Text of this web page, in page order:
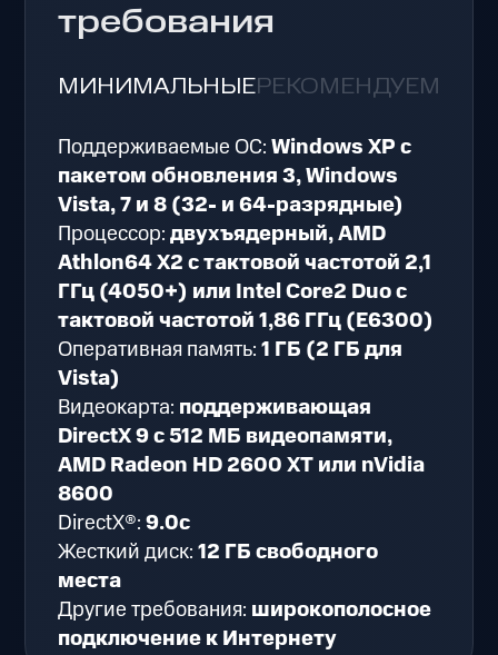
требования
МИНИМАЛЬНЫЕРЕКОМЕНДУЕМЫЕ
Поддерживаемые ОС:Windows XP с
пакетом обновления 3, Windows
Vista, 7 и 8 (32- и 64-разрядные)
Процессор:двухъядерный, AMD
Athlon64 X2 с тактовой частотой 2,1
ГГц (4050+) или Intel Core2 Duo с
тактовой частотой 1,86 ГГц (E6300)
Оперативная память:1 ГБ (2 ГБ для
Vista)
Видеокарта: поддерживающая
DirectX 9 с 512 МБ видеопамяти,
AMD Radeon HD 2600 XT или nVidia
8600
DirectX®:9.0c
Жесткий диск:12 ГБ свободного
места
Другие требования: широкополосное
подключение к Интернету